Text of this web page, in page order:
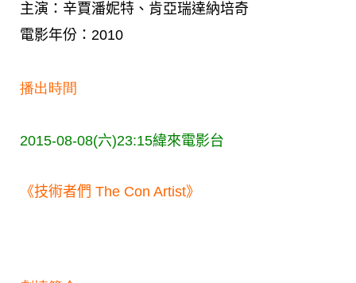
主演：辛賈潘妮特、肯亞瑞達納培奇
電影年份：2010
播出時間
2015-08-08(六)23:15緯來電影台
《技術者們 The Con Artist》